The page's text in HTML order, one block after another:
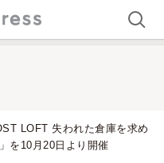
LOFT 失われた倉庫を求め
を10月20日より開催